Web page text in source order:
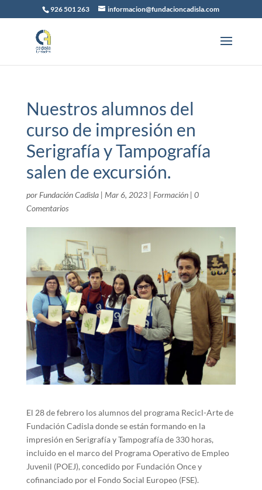
926 501 263 informacion@fundacioncadisla.com
Nuestros alumnos del
curso de impresión en
Serigrafía y Tampografía
salen de excursión.
por Fundación Cadisla| Mar 6, 2023| Formación| 0
Comentarios
El 28 de febrero los alumnos del programa Recicl-Arte de
Fundación Cadisla donde se están formando en la
impresión en Serigrafía y Tampografía de 330 horas,
incluido en el marco del Programa Operativo de Empleo
Juvenil (POEJ), concedido por Fundación Once y
cofinanciado por el Fondo Social Europeo (FSE).